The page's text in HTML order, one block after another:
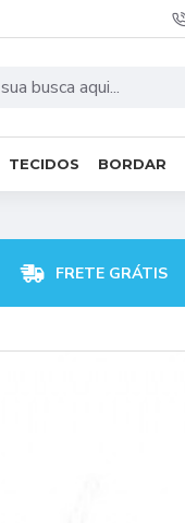
TECIDOS BORDAR
FRETE GRÁTIS